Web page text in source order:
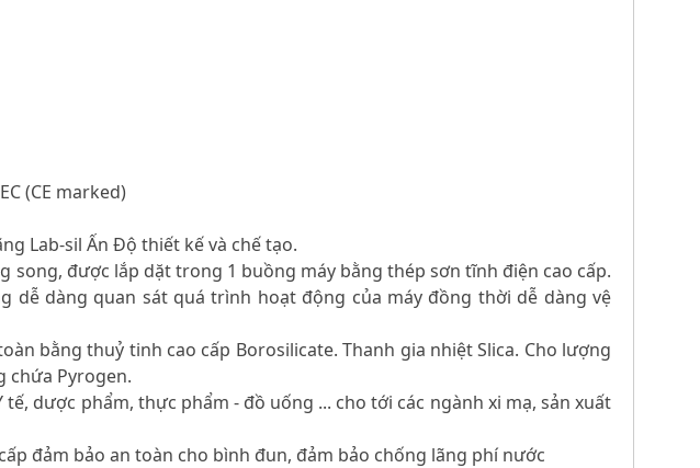
(CE marked)
Lab-sil Ấn Độ thiết kế và chế tạo.
song, được lắp dặt trong 1 buồng máy bằng thép sơn tĩnh điện cao cấp.
dễ dàng quan sát quá trình hoạt động của máy đồng thời dễ dàng vệ
bằng thuỷ tinh cao cấp Borosilicate. Thanh gia nhiệt Slica. Cho lượng
chứa Pyrogen.
dược phẩm, thực phẩm - đồ uống ... cho tới các ngành xi mạ, sản xuất
đảm bảo an toàn cho bình đun, đảm bảo chống lãng phí nước